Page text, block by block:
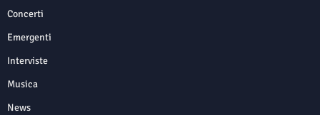
Concerti
Emergenti
Interviste
Musica
News